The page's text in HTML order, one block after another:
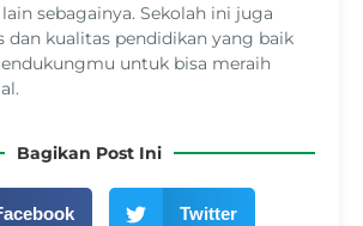
sebagainya. Sekolah ini juga
dan kualitas pendidikan yang baik
untuk bisa meraih
Bagikan Post Ini
Twitter